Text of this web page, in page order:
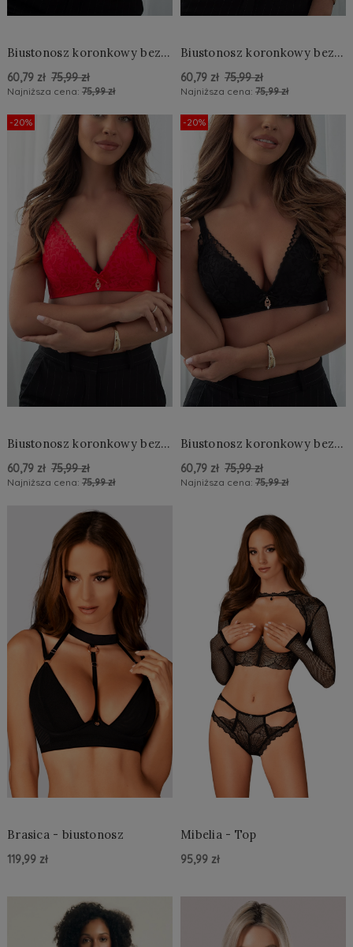
Biustonosz koronkowy bez
60,79 zł 75,99 zł
Najniższa cena: 75,99 zł
Do Koszyka »
Biustonosz koronkowy bez
60,79 zł 75,99 zł
Najniższa cena: 75,99 zł
Do Koszyka »
Biustonosz koronkowy bez
60,79 zł 75,99 zł
Najniższa cena: 75,99 zł
-20%
Biustonosz koronkowy bez
60,79 zł 75,99 zł
Najniższa cena: 75,99 zł
-20%
Brasica - biustonosz
119,99 zł
Mibelia - Top
95,99 zł
Do Koszyka »